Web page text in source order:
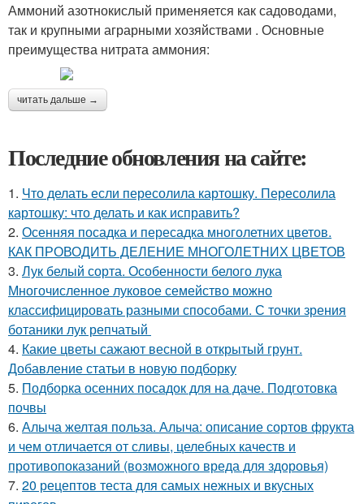
Аммоний азотнокислый применяется как садоводами,
так и крупными аграрными хозяйствами . Основные
преимущества нитрата аммония:
читать дальше →
Последние обновления на сайте:
1. Что делать если пересолила картошку. Пересолила
картошку: что делать и как исправить?
2. Осенняя посадка и пересадка многолетних цветов.
КАК ПРОВОДИТЬ ДЕЛЕНИЕ МНОГОЛЕТНИХ ЦВЕТОВ
3. Лук белый сорта. Особенности белого лука
Многочисленное луковое семейство можно
классифицировать разными способами. С точки зрения
ботаники лук репчатый
4. Какие цветы сажают весной в открытый грунт.
Добавление статьи в новую подборку
5. Подборка осенних посадок для на даче. Подготовка
почвы
6. Алыча желтая польза. Алыча: описание сортов фрукта
и чем отличается от сливы, целебных качеств и
противопоказаний (возможного вреда для здоровья)
7. 20 рецептов теста для самых нежных и вкусных